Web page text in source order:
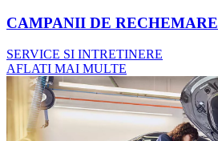
CAMPANII DE RECHEMARE
SERVICE SI INTRETINERE
AFLATI MAI MULTE